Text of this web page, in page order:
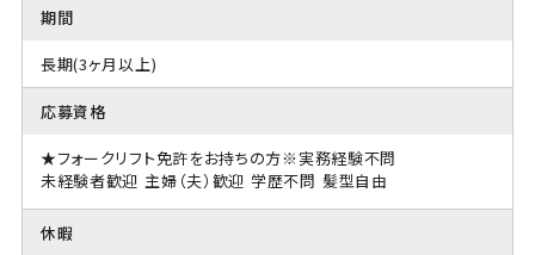
期間
長期(3ヶ月以上)
応募資格
★フォークリフト免許をお持ちの方※実務経験不問
未経験者歓迎 主婦（夫）歓迎 学歴不問 髪型自由
休暇